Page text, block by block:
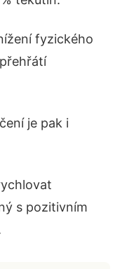
fyzického
je pak i
s pozitivním